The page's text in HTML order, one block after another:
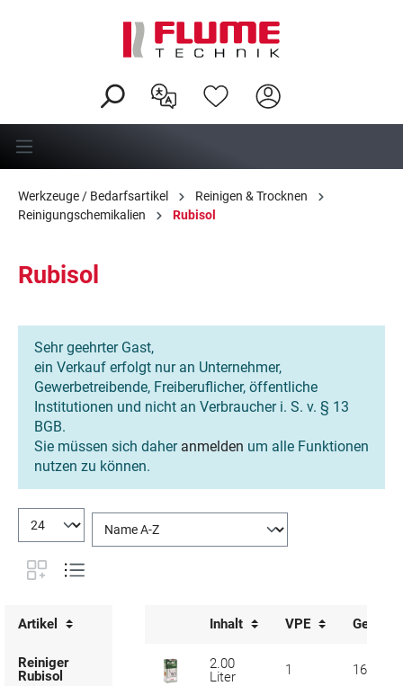
Werkzeuge / Bedarfsartikel
Reinigen & Trocknen
Reinigungschemikalien
Rubisol
Rubisol
Sehr geehrter Gast,
ein Verkauf erfolgt nur an Unternehmer,
Gewerbetreibende, Freiberuflicher, öffentliche
Institutionen und nicht an Verbraucher i. S. v. § 13
BGB.
Sie müssen sich daher anmelden um alle Funktionen
nutzen zu können.
Artikel Inhalt VPE
Reiniger
Rubisol
2.00
Liter
1 16